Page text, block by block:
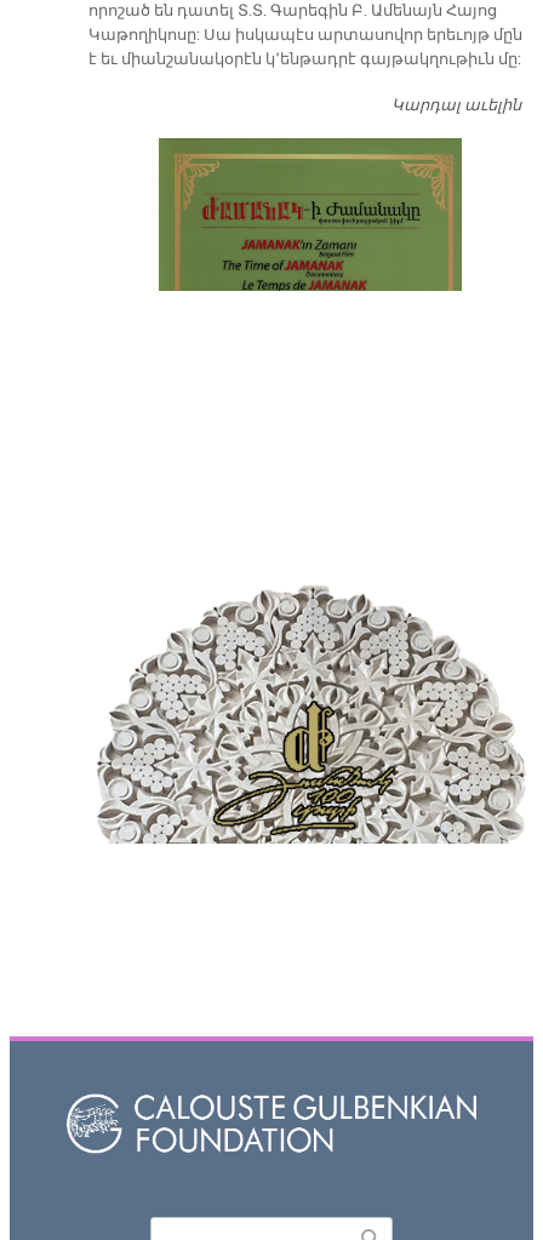
որոշած են դատել Տ.Տ. Գարեգին Բ. Ամենայն Հայոց
Կաթողիկոսը: Սա իսկապէս արտասովոր երեւոյթ մըն
է եւ միանշանակօրէն կ՚ենթադրէ գայթակղութիւն մը:
Կարդալ աւելին